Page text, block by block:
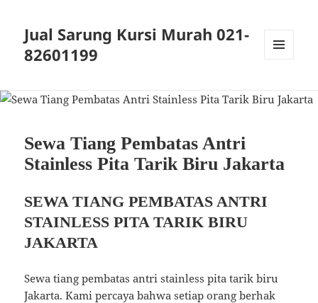
Jual Sarung Kursi Murah 021-
82601199
Sewa Tiang Pembatas Antri
Stainless Pita Tarik Biru Jakarta
SEWA TIANG PEMBATAS ANTRI
STAINLESS PITA TARIK BIRU
JAKARTA
Sewa tiang pembatas antri stainless pita tarik biru
Jakarta. Kami percaya bahwa setiap orang berhak